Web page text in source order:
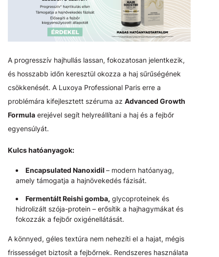
A progresszív hajhullás lassan, fokozatosan jelentkezik,
és hosszabb időn keresztül okozza a haj sűrűségének
csökkenését. A Luxoya Professional Paris erre a
problémára kifejlesztett széruma az Advanced Growth
Formula erejével segít helyreállítani a haj és a fejbőr
egyensúlyát.
Kulcs hatóanyagok:
Encapsulated Nanoxidil – modern hatóanyag,
amely támogatja a hajnövekedés fázisát.
Fermentált Reishi gomba, glycoproteinek és
hidrolizált szója-protein – erősítik a hajhagymákat és
fokozzák a fejbőr oxigénellátását.
A könnyed, géles textúra nem nehezíti el a hajat, mégis
frissességet biztosít a fejbőrnek. Rendszeres használata